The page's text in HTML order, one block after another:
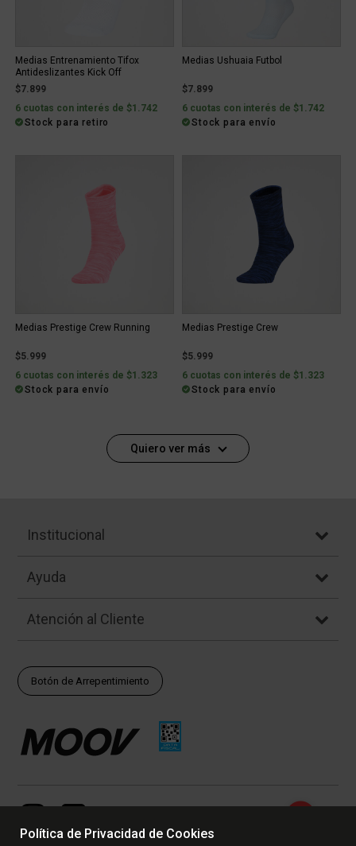
Medias Entrenamiento Tifox
Antideslizantes Kick Off
$7.899
6 cuotas con interés de $1.742
Stock para retiro
Medias Ushuaia Futbol
$7.899
6 cuotas con interés de $1.742
Stock para envío
Medias Prestige Crew Running
$5.999
6 cuotas con interés de $1.323
Stock para envío
Medias Prestige Crew
$5.999
6 cuotas con interés de $1.323
Stock para envío
Quiero ver más
Institucional
Ayuda
Atención al Cliente
Botón de Arrepentimiento
Política de Privacidad de Cookies